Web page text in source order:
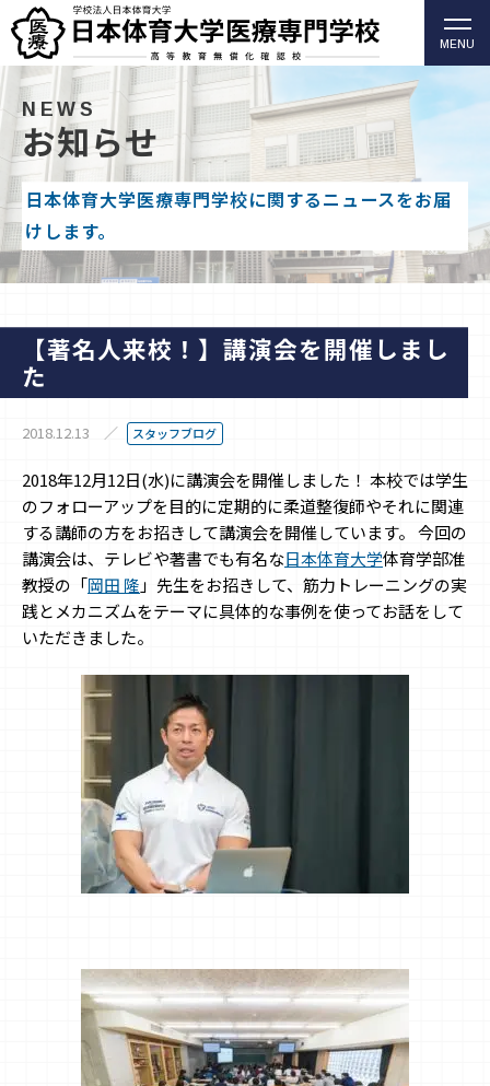
柔道整復師・歯科衛生士の日本体育大学医療専門学校
（高等教育無償化確認校）
MENU
NEWS
お知らせ
日本体育大学医療専門学校に関するニュースをお届
けします。
【著名人来校！】講演会を開催しまし
た
2018.12.13 スタッフブログ
2018年12月12日(水)に講演会を開催しました！ 本校では学生
のフォローアップを目的に定期的に柔道整復師やそれに関連
する講師の方をお招きして講演会を開催しています。 今回の
講演会は、テレビや著書でも有名な日本体育大学体育学部准
教授の「岡田 隆 」先生をお招きして、筋力トレーニングの実
践とメカニズムをテーマに具体的な事例を使ってお話をして
いただきました。